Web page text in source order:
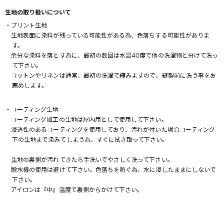
生地の取り扱いについて
・プリント生地
生地表面に染料が残っている可能性がある為、色落ちする可能性がありま
す。
余分な染料を落とす為に、最初の数回は水温40度で他の洗濯物と分けて洗っ
て下さい。
コットンやリネンは通常、最初の洗濯で縮みますので、縫製前に洗う事をお
薦めします。
・コーティング生地
コーティング加工の生地は屋内用として使用して下さい。
浸透性のあるコーティングを使用しており、汚れが付いた場合コーティング
下の生地まで染みてしまう為、すぐに拭き取って下さい。
生地の裏側が汚れてきたら手洗いでやさしく洗って下さい。
脱水機の使用は避けて下さい。色落ちを防ぐ為、水に浸したままにしないで
下さい。
アイロンは『中』温度で裏側からかけて下さい。